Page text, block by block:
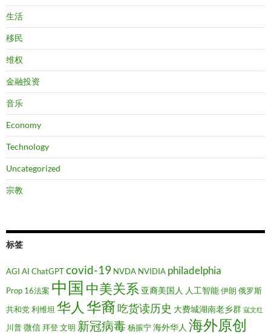
生活
移民
维权
金融投资
音乐
Economy
Technology
Uncategorized
宗教
标签
AGI AI ChatGPTcovid-19 NVDA NVIDIA philadelphia
Prop 16法案 中国 中美关系 亚裔美国人 人工智能伊朗 俄罗斯
共和党利维坦 华人 华裔吃货读历史 大费城湖南老乡群 寇文红
川普微信 拜登文明 新冠病毒杨振宁海外华人 海外原创